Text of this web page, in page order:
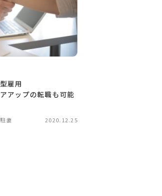
雇用
アップの転職も可能
妻 2020.12.25